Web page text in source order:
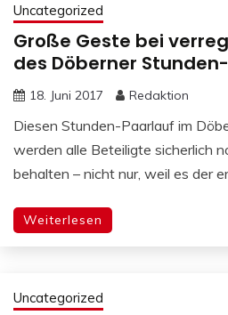
Uncategorized
Große Geste bei
des Döberner
18. Juni 2017 Redaktion
Diesen Stunden-Paarlauf im
werden alle Beteiligte sicherlich
behalten – nicht nur, weil es der
Weiterlesen
Uncategorized